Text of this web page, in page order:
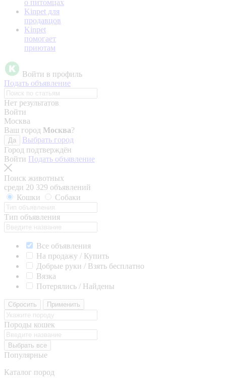
о питомцах
Kinpet для
продавцов
Kinpet
помогает
приютам
Войти в профиль
Подать объявление
Нет результатов
Войти
Москва
Ваш город Москва?
Да
Выбрать город
Город подтверждён
Войти Подать объявление
Поиск животных
среди 20 329 объявлений
Кошки
Собаки
Тип объявления
Все объявления
На продажу / Купить
Добрые руки / Взять бесплатно
Вязка
Потерялись / Найдены
Сбросить Применить
Породы кошек
Выбрать все
Популярные
Каталог пород